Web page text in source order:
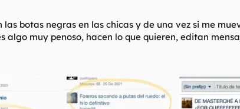
botas negras en las chicas y de una vez si me
algo muy penoso, hacen lo que quieren, editan